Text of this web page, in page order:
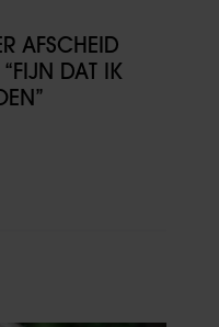
AFSCHEID
“FIJN DAT IK